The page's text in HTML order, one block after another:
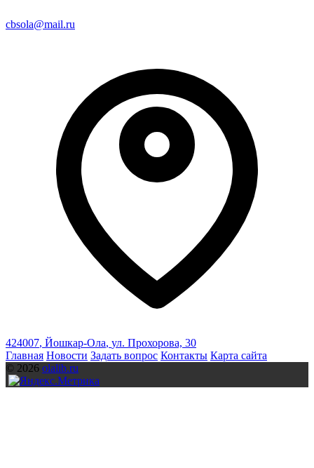
cbsola@mail.ru
424007, Йошкар-Ола, ул. Прохорова, 30
Главная Новости Задать вопрос Контакты Карта сайта
© 2026 olalib.ru